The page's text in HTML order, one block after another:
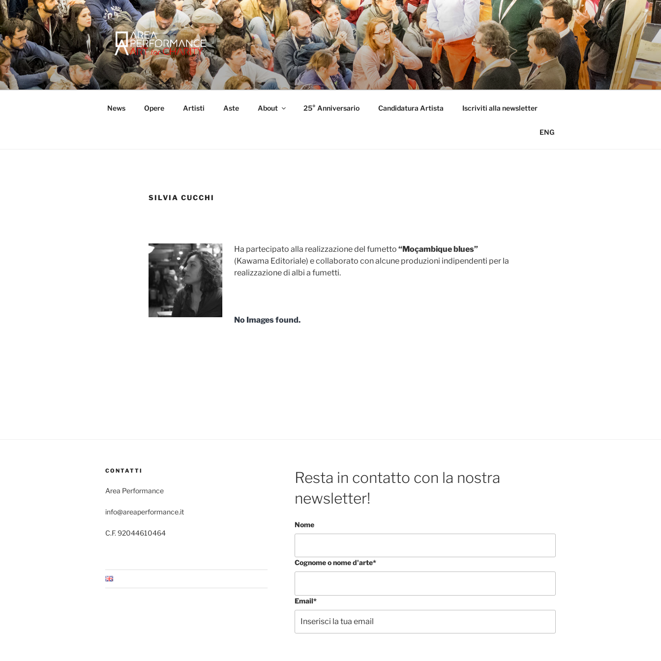
Salta
al
contenuto
AREA PERFORMANCE
Sito ufficiale della Onlus Area Performance.
News Opere Artisti Aste About 25° Anniversario Candidatura Artista Iscriviti alla newsletter
ENG
SILVIA CUCCHI
Ha partecipato alla realizzazione del fumetto “Moçambique blues”
(Kawama Editoriale) e collaborato con alcune produzioni indipendenti per la
realizzazione di albi a fumetti.
No Images found.
CONTATTI
Area Performance
info@areaperformance.it
C.F. 92044610464
Resta in contatto con la nostra
newsletter!
Nome
Cognome o nome d'arte*
Email*